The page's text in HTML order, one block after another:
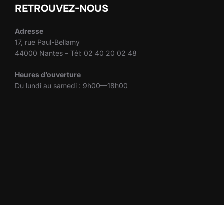
RETROUVEZ-NOUS
Adresse
17, rue Paul-Bellamy
44000 Nantes – Tél: 02 40 20 02 48
Heures d’ouverture
Du lundi au samedi : 9h00—18h00